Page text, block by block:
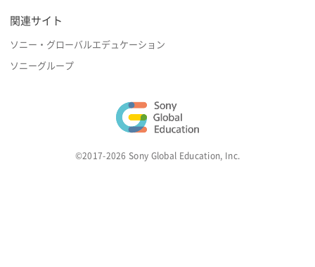
関連サイト
ソニー・グローバルエデュケーション
ソニーグループ
©2017-2026 Sony Global Education, Inc.